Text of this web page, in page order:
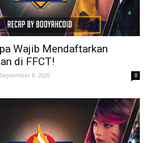
Wajib Mendaftarkan
di FFCT!
September 8, 2020 0